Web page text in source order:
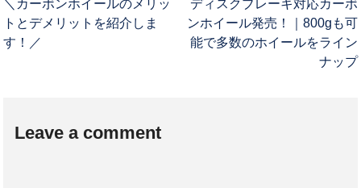
＼カーボンホイールのメリッ
トとデメリットを紹介しま
す！／
ディスクブレーキ対応カーボ
ンホイール発売！｜800gも可
能で多数のホイールをライン
ナップ
Leave a comment